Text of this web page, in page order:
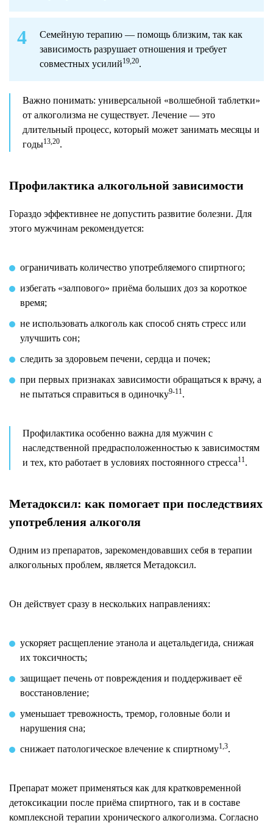
Семейную терапию — помощь близким, так как
зависимость разрушает отношения и требует
совместных усилий19,20.
Важно понимать: универсальной «волшебной таблетки»
от алкоголизма не существует. Лечение — это
длительный процесс, который может занимать месяцы и
годы13,20.
Профилактика алкогольной зависимости
Гораздо эффективнее не допустить развитие болезни. Для
этого мужчинам рекомендуется:
ограничивать количество употребляемого спиртного;
избегать «залпового» приёма больших доз за короткое
время;
не использовать алкоголь как способ снять стресс или
улучшить сон;
следить за здоровьем печени, сердца и почек;
при первых признаках зависимости обращаться к врачу, а
не пытаться справиться в одиночку9-11.
Профилактика особенно важна для мужчин с
наследственной предрасположенностью к зависимостям
и тех, кто работает в условиях постоянного стресса11.
Метадоксил: как помогает при последствиях
употребления алкоголя
Одним из препаратов, зарекомендовавших себя в терапии
алкогольных проблем, является Метадоксил.
Он действует сразу в нескольких направлениях:
ускоряет расщепление этанола и ацетальдегида, снижая
их токсичность;
защищает печень от повреждения и поддерживает её
восстановление;
уменьшает тревожность, тремор, головные боли и
нарушения сна;
снижает патологическое влечение к спиртному1,3.
Препарат может применяться как для кратковременной
детоксикации после приёма спиртного, так и в составе
комплексной терапии хронического алкоголизма. Согласно